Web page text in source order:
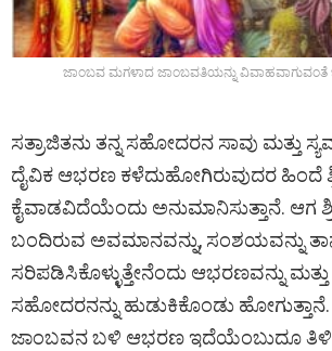
ಜಾಂಬವ ಮಗಳಾದ ಜಾಂಬವತಿಯನ್ನು ವಿವಾಹವಾಗುವಂತೆ
ಸತ್ರಾಜಿತನು ತನ್ನ ಸಹೋದರನ ಸಾವು ಮತ್ತು
ದೈವಿಕ ಆಭರಣ ಕಳೆದುಹೋಗಿರುವುದರ ಹಿಂದೆ
ಕೈವಾಡವಿದೆಯೆಂದು ಅನುಮಾನಿಸುತ್ತಾನೆ. ಆಗ
ಬಂದಿರುವ ಅವಮಾನವನ್ನು, ಸಂಶಯವನ್ನು
ಸರಿಪಡಿಸಿಕೊಳ್ಳುತ್ತೇನೆಂದು ಆಭರಣವನ್ನು
ಸಹೋದರನನ್ನು ಹುಡುಕಿಕೊಂಡು ಹೋಗುತ್ತಾನೆ.
ಜಾಂಬವನ ಬಳಿ ಆಭರಣ ಇದೆಯೆಂಬುದೂ